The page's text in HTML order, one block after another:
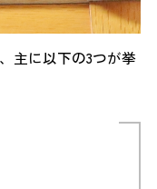
主に以下の3つが挙